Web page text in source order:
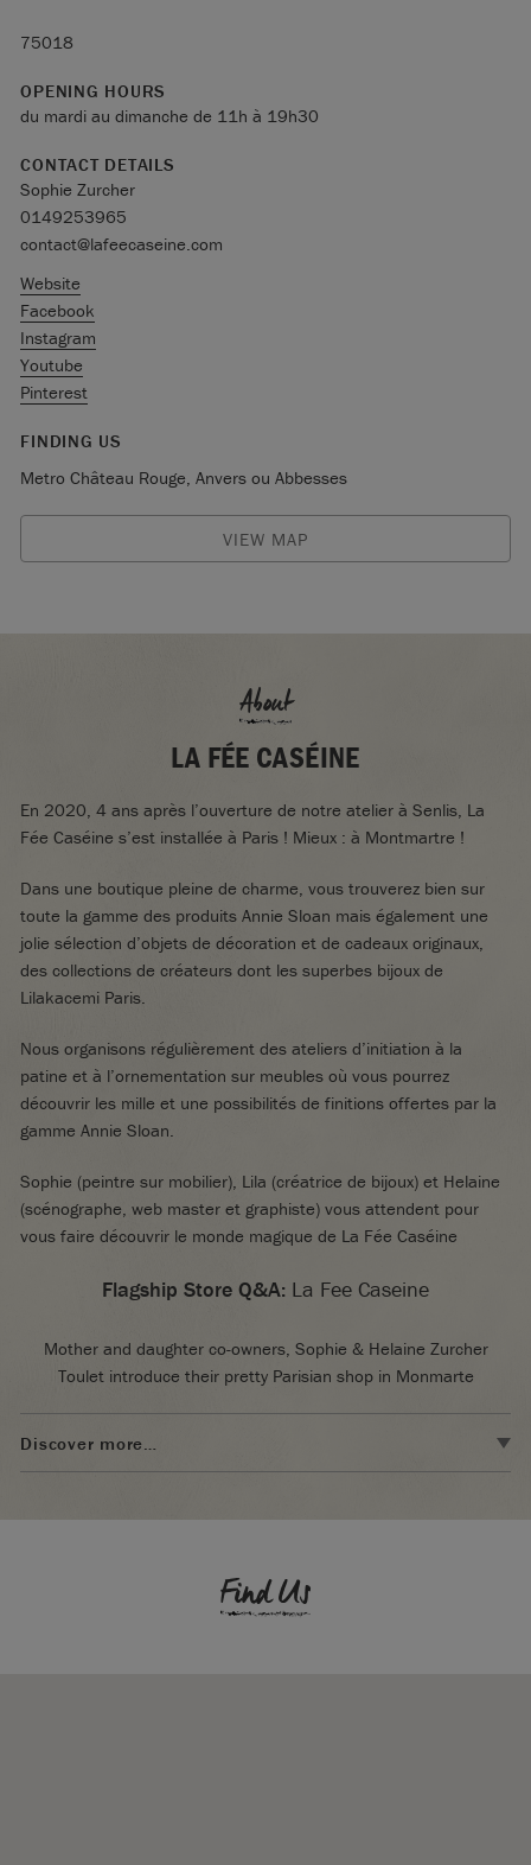
75018
OPENING HOURS
du mardi au dimanche de 11h à 19h30
CONTACT DETAILS
Sophie Zurcher
0149253965
contact@lafeecaseine.com
Website
Facebook
Instagram
Youtube
Pinterest
FINDING US
Metro Château Rouge, Anvers ou Abbesses
VIEW MAP
About
LA FÉE CASÉINE
En 2020, 4 ans après l’ouverture de notre atelier à Senlis, La
Fée Caséine s’est installée à Paris ! Mieux : à Montmartre !
Dans une boutique pleine de charme, vous trouverez bien sur
toute la gamme des produits Annie Sloan mais également une
jolie sélection d’objets de décoration et de cadeaux originaux,
des collections de créateurs dont les superbes bijoux de
Lilakacemi Paris.
Nous organisons régulièrement des ateliers d’initiation à la
patine et à l’ornementation sur meubles où vous pourrez
découvrir les mille et une possibilités de finitions offertes par la
gamme Annie Sloan.
Sophie (peintre sur mobilier), Lila (créatrice de bijoux) et Helaine
(scénographe, web master et graphiste) vous attendent pour
vous faire découvrir le monde magique de La Fée Caséine
Flagship Store Q&A: La Fee Caseine
Mother and daughter co-owners, Sophie & Helaine Zurcher
Toulet introduce their pretty Parisian shop in Monmarte
Discover more…
Stockists in 2019. We wanted real contact with our clients and
the idea of a team of women from the same family – there are
Find Us